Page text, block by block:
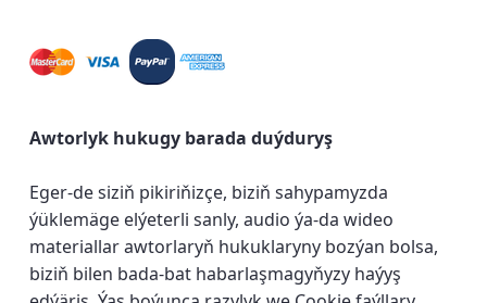
Awtorlyk hukugy barada duýduryş
Eger-de siziň pikiriňizçe, biziň sahypamyzda
ýüklemäge elýeterli sanly, audio ýa-da wideo
materiallar awtorlaryň hukuklaryny bozýan bolsa,
biziň bilen bada-bat habarlaşmagyňyzy haýyş